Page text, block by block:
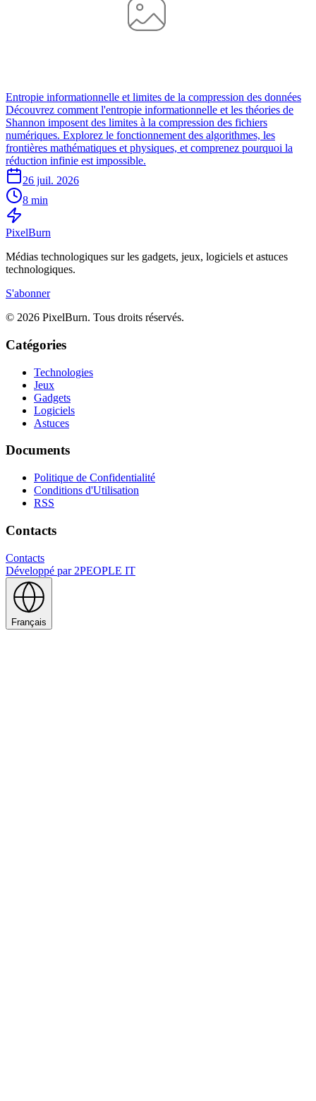
Entropie informationnelle et limites de la compression des données
Découvrez comment l'entropie informationnelle et les théories de
Shannon imposent des limites à la compression des fichiers
numériques. Explorez le fonctionnement des algorithmes, les
frontières mathématiques et physiques, et comprenez pourquoi la
réduction infinie est impossible.
26 juil. 2026
8 min
PixelBurn
Médias technologiques sur les gadgets, jeux, logiciels et astuces
technologiques.
S'abonner
© 2026 PixelBurn. Tous droits réservés.
Catégories
Technologies
Jeux
Gadgets
Logiciels
Astuces
Documents
Politique de Confidentialité
Conditions d'Utilisation
RSS
Contacts
Contacts
Développé par2PEOPLE IT
Français